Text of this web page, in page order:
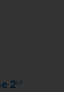
21,2